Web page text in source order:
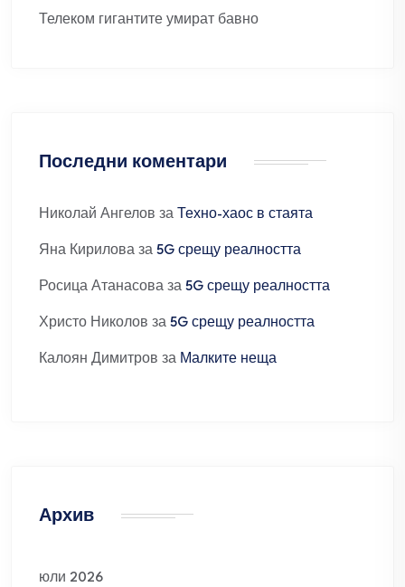
Телеком гигантите умират бавно
Последни коментари
Николай Ангелов за Техно-хаос в стаята
Яна Кирилова за 5G срещу реалността
Росица Атанасова за 5G срещу реалността
Христо Николов за 5G срещу реалността
Калоян Димитров за Малките неща
Архив
юли 2026